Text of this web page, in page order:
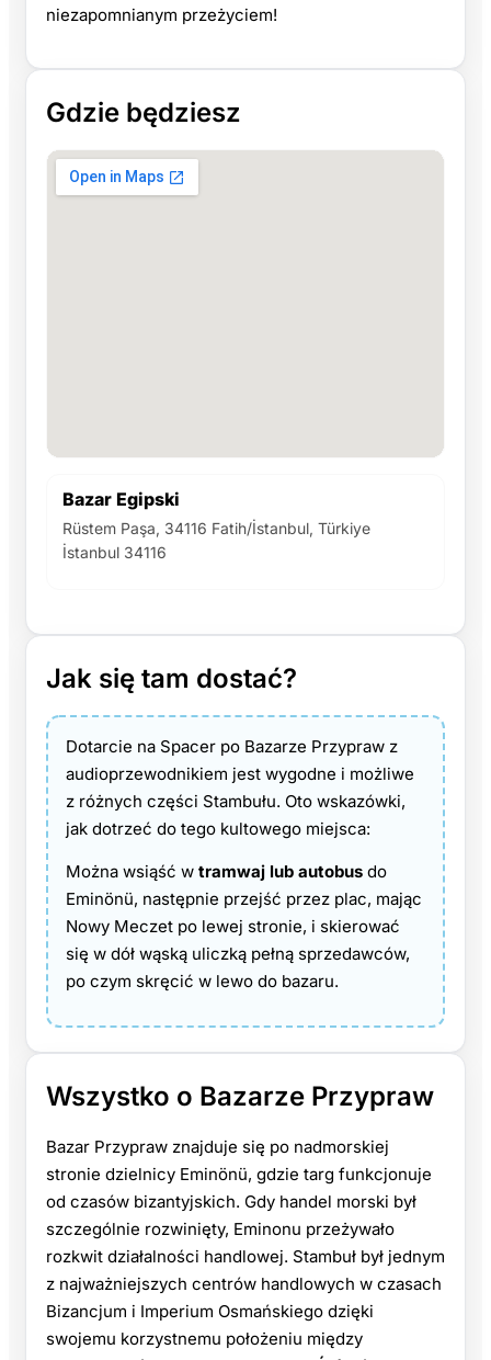
niezapomnianym przeżyciem!
Gdzie będziesz
Bazar Egipski
Rüstem Paşa, 34116 Fatih/İstanbul, Türkiye
İstanbul 34116
Jak się tam dostać?
Dotarcie na Spacer po Bazarze Przypraw z
audioprzewodnikiem jest wygodne i możliwe
z różnych części Stambułu. Oto wskazówki,
jak dotrzeć do tego kultowego miejsca:
Można wsiąść w tramwaj lub autobus do
Eminönü, następnie przejść przez plac, mając
Nowy Meczet po lewej stronie, i skierować
się w dół wąską uliczką pełną sprzedawców,
po czym skręcić w lewo do bazaru.
Wszystko o Bazarze Przypraw
Bazar Przypraw znajduje się po nadmorskiej
stronie dzielnicy Eminönü, gdzie targ funkcjonuje
od czasów bizantyjskich. Gdy handel morski był
szczególnie rozwinięty, Eminonu przeżywało
rozkwit działalności handlowej. Stambuł był jednym
z najważniejszych centrów handlowych w czasach
Bizancjum i Imperium Osmańskiego dzięki
swojemu korzystnemu położeniu między